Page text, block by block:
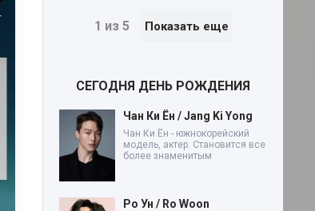
1 из 5 Показать еще
СЕГОДНЯ ДЕНЬ РОЖДЕНИЯ
Чан Ки Ён / Jang Ki Yong
Чан Ки Ён - южнокорейский
модель, актер. Становится все
более знаменитым
Ро Ун / Ro Woon